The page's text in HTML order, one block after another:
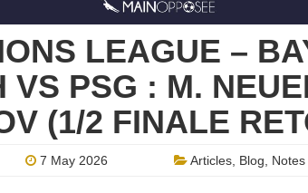
LEAGUE –
VS PSG : M.
(1/2 FINALE
7 May 2026 Articles Blog Notes